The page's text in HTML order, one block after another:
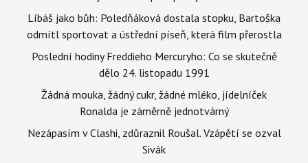
Líbáš jako bůh: Poledňáková dostala stopku, Bartoška
odmítl sportovat a ústřední píseň, která film přerostla
Poslední hodiny Freddieho Mercuryho: Co se skutečně
dělo 24. listopadu 1991
Žádná mouka, žádný cukr, žádné mléko, jídelníček
Ronalda je záměrně jednotvárný
Nezápasím v Clashi, zdůraznil Roušal. Vzápětí se ozval
Sivák